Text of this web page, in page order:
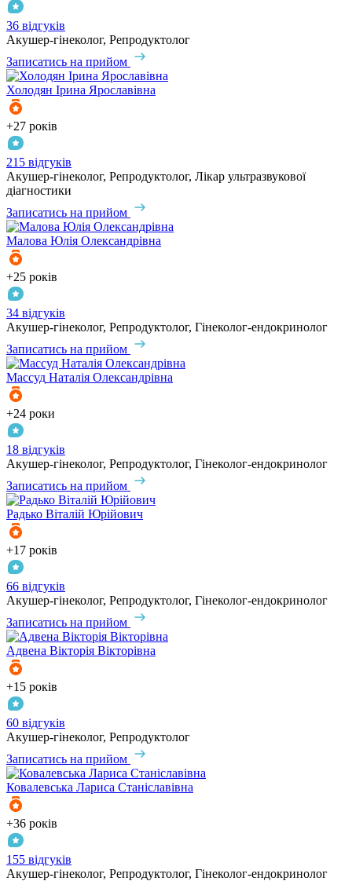
36 відгуків
Акушер-гінеколог, Репродуктолог
Записатись на прийом
Холодян Ірина Ярославівна
+27 років
215 відгуків
Акушер-гінеколог, Репродуктолог, Лікар ультразвукової
діагностики
Записатись на прийом
Малова Юлія Олександрівна
+25 років
34 відгуків
Акушер-гінеколог, Репродуктолог, Гінеколог-ендокринолог
Записатись на прийом
Массуд Наталія Олександрівна
+24 роки
18 відгуків
Акушер-гінеколог, Репродуктолог, Гінеколог-ендокринолог
Записатись на прийом
Радько Віталій Юрійович
+17 років
66 відгуків
Акушер-гінеколог, Репродуктолог, Гінеколог-ендокринолог
Записатись на прийом
Адвена Вікторія Вікторівна
+15 років
60 відгуків
Акушер-гінеколог, Репродуктолог
Записатись на прийом
Ковалевська Лариса Станіславівна
+36 років
155 відгуків
Акушер-гінеколог, Репродуктолог, Гінеколог-ендокринолог